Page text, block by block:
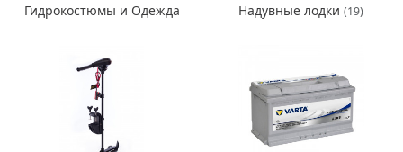
Гидрокостюмы и Одежда Надувные лодки(19)